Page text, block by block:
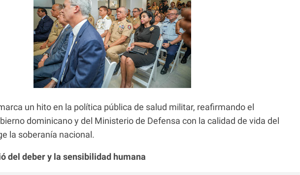
un hito en la política pública de salud militar, reafirmando el
dominicano y del Ministerio de Defensa con la calidad de vida del
la soberanía nacional.
del deber y la sensibilidad humana